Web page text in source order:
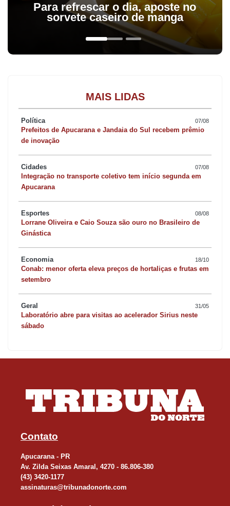
Para refrescar o dia, aposte no
sorvete caseiro de manga
MAIS LIDAS
Política 07/08
Prefeitos de Apucarana e Jandaia do Sul recebem prêmio
de inovação
Cidades 07/08
Integração no transporte coletivo tem início segunda em
Apucarana
Esportes 08/08
Lorrane Oliveira e Caio Souza são ouro no Brasileiro de
Ginástica
Economia 18/10
Conab: menor oferta eleva preços de hortaliças e frutas em
setembro
Geral 31/05
Laboratório abre para visitas ao acelerador Sirius neste
sábado
Contato
Apucarana - PR
Av. Zilda Seixas Amaral, 4270 - 86.806-380
(43) 3420-1177
assinaturas@tribunadonorte.com